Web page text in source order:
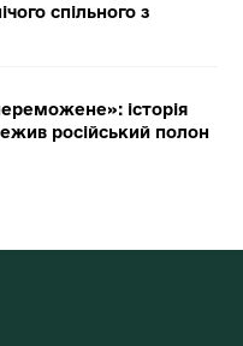
спільного з
історія
російський полон